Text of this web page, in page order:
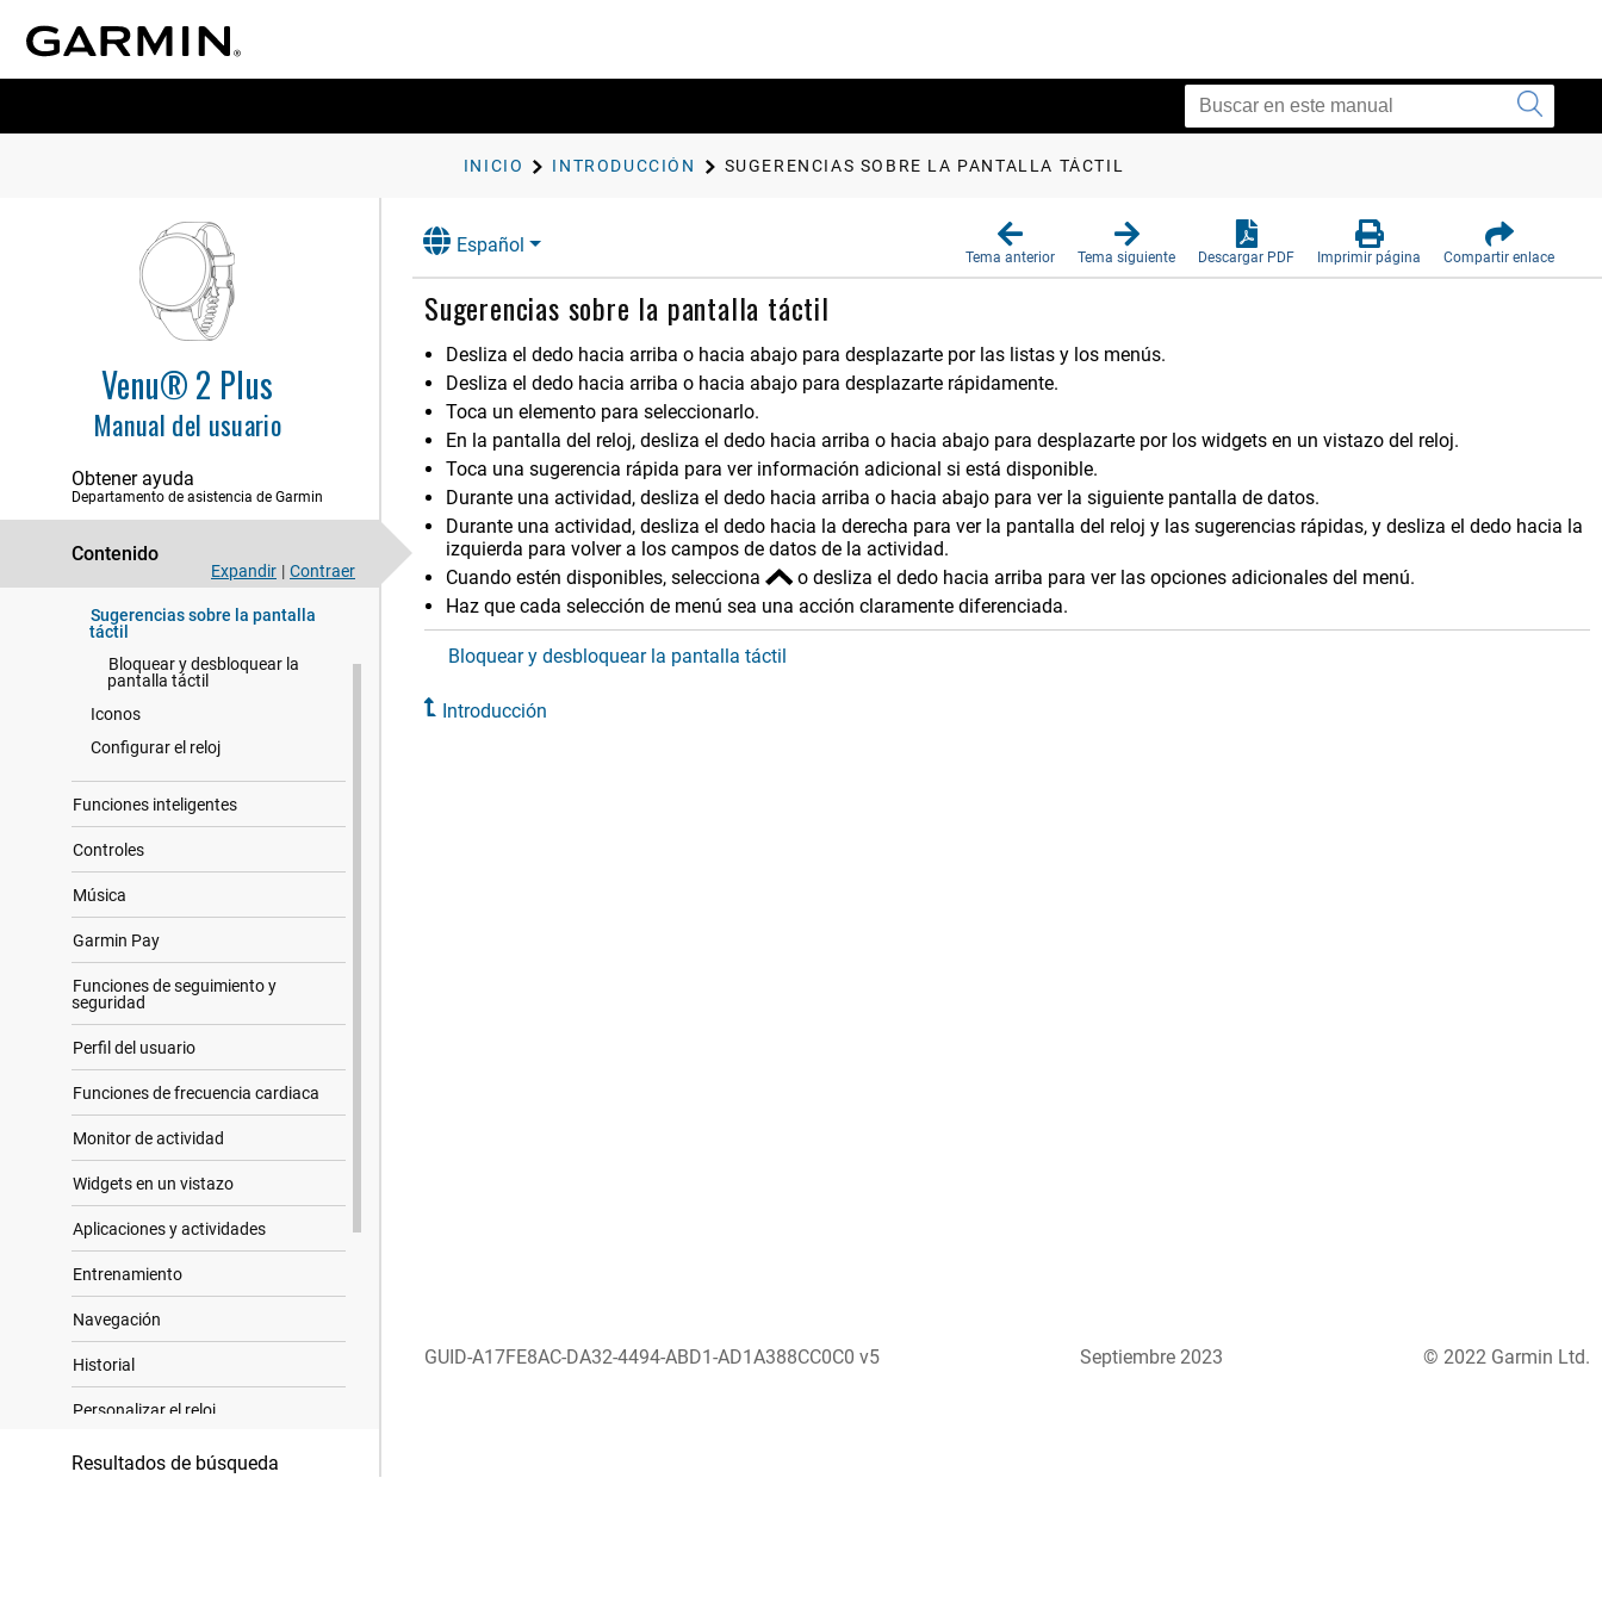
INICIO INTRODUCCIÓN SUGERENCIAS SOBRE LA PANTALLA TÁCTIL
Venu® 2 Plus
Manual del usuario
Obtener ayuda
Departamento de asistencia de Garmin
Contenido
Expandir | Contraer
Introducción
Descripción general
Sugerencias sobre la pantalla
táctil
Bloquear y desbloquear la
pantalla táctil
Iconos
Configurar el reloj
Funciones inteligentes
Controles
Música
Garmin Pay
Funciones de seguimiento y
seguridad
Perfil del usuario
Funciones de frecuencia cardiaca
Monitor de actividad
Widgets en un vistazo
Aplicaciones y actividades
Entrenamiento
Navegación
Historial
Personalizar el reloj
Sensores inalámbricos
Resultados de búsqueda
Español
Tema anterior Tema siguiente Descargar PDF Imprimir página Compartir enlace
Sugerencias sobre la pantalla táctil
Desliza el dedo hacia arriba o hacia abajo para desplazarte por las listas y los menús.
Desliza el dedo hacia arriba o hacia abajo para desplazarte rápidamente.
Toca un elemento para seleccionarlo.
En la pantalla del reloj, desliza el dedo hacia arriba o hacia abajo para desplazarte por los widgets en un vistazo del reloj.
Toca una sugerencia rápida para ver información adicional si está disponible.
Durante una actividad, desliza el dedo hacia arriba o hacia abajo para ver la siguiente pantalla de datos.
Durante una actividad, desliza el dedo hacia la derecha para ver la pantalla del reloj y las sugerencias rápidas, y desliza el dedo hacia la
izquierda para volver a los campos de datos de la actividad.
Cuando estén disponibles, selecciona
o desliza el dedo hacia arriba para ver las opciones adicionales del menú.
Haz que cada selección de menú sea una acción claramente diferenciada.
Bloquear y desbloquear la pantalla táctil
Introducción
GUID-A17FE8AC-DA32-4494-ABD1-AD1A388CC0C0 v5 Septiembre 2023 © 2022 Garmin Ltd.